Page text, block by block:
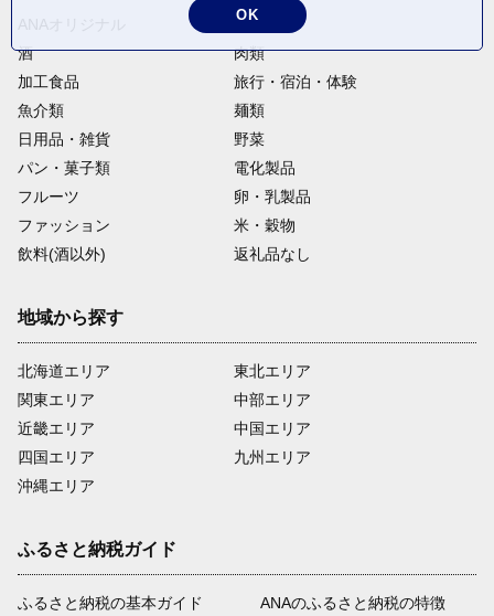
定期便
酒
肉類
加工食品
旅行・宿泊・体験
魚介類
麺類
日用品・雑貨
野菜
パン・菓子類
電化製品
フルーツ
卵・乳製品
ファッション
米・穀物
飲料(酒以外)
返礼品なし
地域から探す
北海道エリア
関東エリア
近畿エリア
四国エリア
沖縄エリア
東北エリア
中部エリア
中国エリア
九州エリア
ふるさと納税ガイド
ふるさと納税の基本ガイド
ANAのふるさと納税の特徴
OK